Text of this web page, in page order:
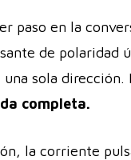
paso en la
de polaridad
sola
completa.
la corriente